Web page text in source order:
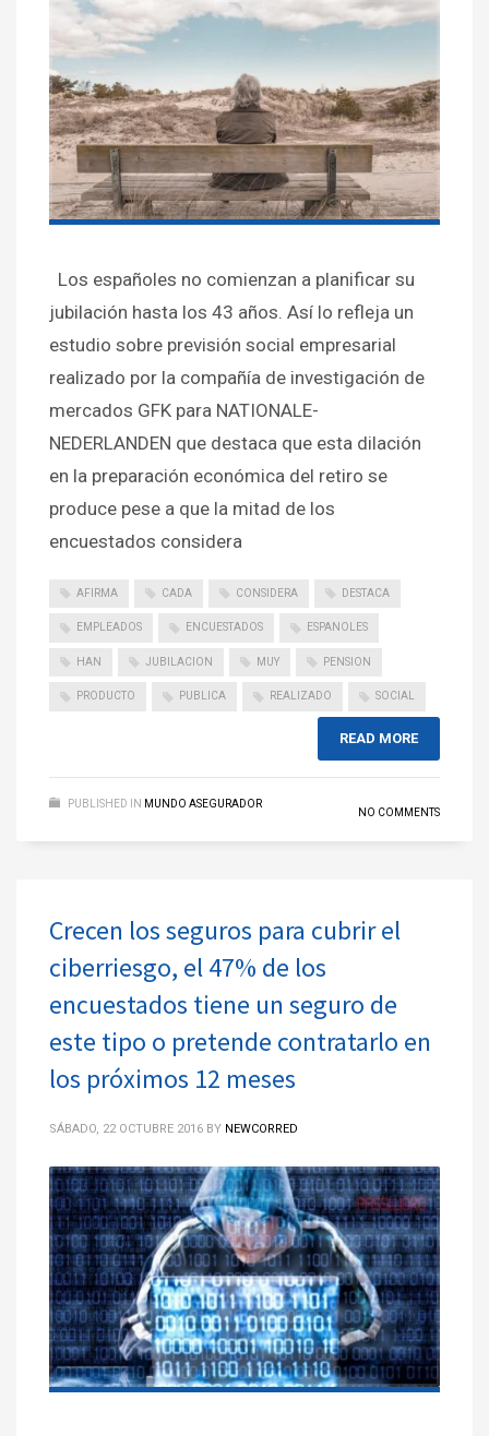
Los españoles no comienzan a planificar su
jubilación hasta los 43 años. Así lo refleja un
estudio sobre previsión social empresarial
realizado por la compañía de investigación de
mercados GFK para NATIONALE-
NEDERLANDEN que destaca que esta dilación
en la preparación económica del retiro se
produce pese a que la mitad de los
encuestados considera
AFIRMA CADA CONSIDERA DESTACA
EMPLEADOS ENCUESTADOS ESPANOLES
HAN JUBILACION MUY PENSION
PRODUCTO PUBLICA REALIZADO SOCIAL
READ MORE
PUBLISHED IN MUNDO ASEGURADOR
NO COMMENTS
Crecen los seguros para cubrir el
ciberriesgo, el 47% de los
encuestados tiene un seguro de
este tipo o pretende contratarlo en
los próximos 12 meses
SÁBADO, 22 OCTUBRE 2016 BY NEWCORRED